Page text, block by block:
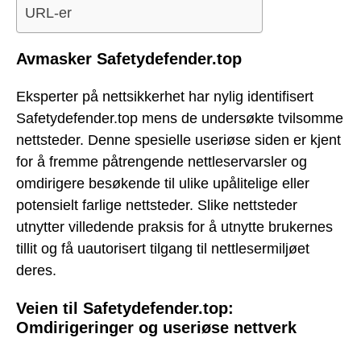
URL-er
Avmasker Safetydefender.top
Eksperter på nettsikkerhet har nylig identifisert
Safetydefender.top mens de undersøkte tvilsomme
nettsteder. Denne spesielle useriøse siden er kjent
for å fremme påtrengende nettleservarsler og
omdirigere besøkende til ulike upålitelige eller
potensielt farlige nettsteder. Slike nettsteder
utnytter villedende praksis for å utnytte brukernes
tillit og få uautorisert tilgang til nettlesermiljøet
deres.
Veien til Safetydefender.top:
Omdirigeringer og useriøse nettverk